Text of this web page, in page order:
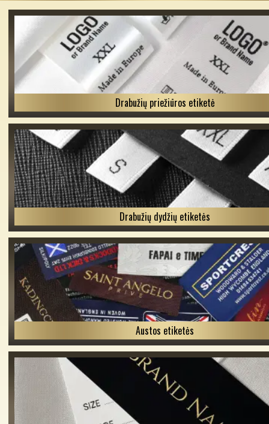
Drabužių priežiūros etiketė
Drabužių dydžių etiketės
Austos etiketės